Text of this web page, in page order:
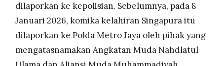
dilaporkan ke kepolisian. Sebelumnya, pada 8
Januari 2026, komika kelahiran Singapura itu
dilaporkan ke Polda Metro Jaya oleh pihak yang
mengatasnamakan Angkatan Muda Nahdlatul